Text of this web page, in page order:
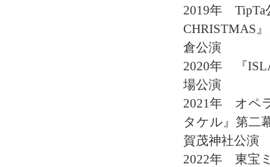
2019年 TipTa
CHRISTMAS
倉公演
2020年 『
場公演
2021年 オペ
タケル』第
賀茂神社公演
2022年 東宝